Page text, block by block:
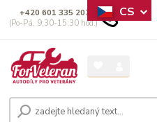
CS
+420 601 335 207
(Po-Pá, 9:30-15:30 hod.)